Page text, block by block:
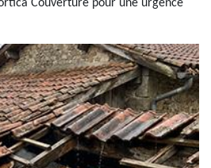
Couverture pour une urgence